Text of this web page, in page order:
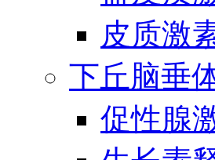
皮质激
下丘脑垂
促性腺